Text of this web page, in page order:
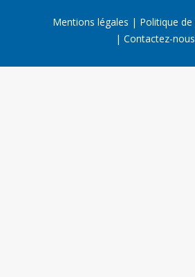
Mentions légales
Politique
Contactez-nous